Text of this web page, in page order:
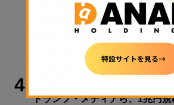
高の資金流入── 「Coldcard」
2026年8月10日 08:30
4
トランプ・メディアら、1兆円規